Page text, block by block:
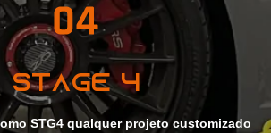
Stage 4
STG4 qualquer projeto customizado